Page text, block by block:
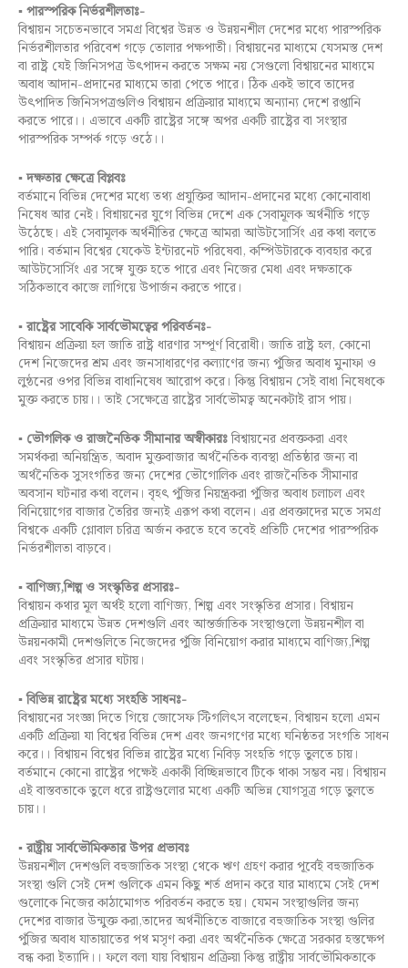
▪পারস্পরিক নির্ভরশীলতাঃ-
বিশ্বায়ন সচেতনভাবে সমগ্র বিশ্বের উন্নত ও উন্নয়নশীল দেশের মধ্যে পারস্পরিক
নির্ভরশীলতার পরিবেশ গড়ে তোলার পক্ষপাতী। বিশ্বায়নের মাধ্যমে যেসমস্ত দেশ
বা রাষ্ট্র যেই জিনিসপত্র উৎপাদন করতে সক্ষম নয় সেগুলো বিশ্বায়নের মাধ্যমে
অবাধ আদান-প্রদানের মাধ্যমে তারা পেতে পারে। ঠিক একই ভাবে তাদের
উৎপাদিত জিনিসপত্রগুলিও বিশ্বায়ন প্রক্রিয়ার মাধ্যমে অন্যান্য দেশে রপ্তানি
করতে পারে।। এভাবে একটি রাষ্ট্রের সঙ্গে অপর একটি রাষ্ট্রের বা সংস্থার
পারস্পরিক সম্পর্ক গড়ে ওঠে।।
▪ দক্ষতার ক্ষেত্রে বিপ্লবঃ
বর্তমানে বিভিন্ন দেশের মধ্যে তথ্য প্রযুক্তির আদান-প্রদানের মধ্যে কোনোবাধা
নিষেধ আর নেই। বিশ্নায়নের যুগে বিভিন্ন দেশে এক সেবামূলক অর্থনীতি গড়ে
উঠেছে। এই সেবামূলক অর্থনীতির ক্ষেত্রে আমরা আউটসোর্সিং এর কথা বলতে
পারি। বর্তমান বিশ্বের যেকেউ ইন্টারনেট পরিষেবা, কম্পিউটারকে ব্যবহার করে
আউটসোর্সিং এর সঙ্গে যুক্ত হতে পারে এবং নিজের মেধা এবং দক্ষতাকে
সঠিকভাবে কাজে লাগিয়ে উপার্জন করতে পারে।
▪রাষ্ট্রের সাবেকি সার্বভৌমত্বের পরিবর্তনঃ-
বিশ্বায়ন প্রক্রিয়া হল জাতি রাষ্ট্র ধারণার সম্পূর্ণ বিরোধী। জাতি রাষ্ট্র হল, কোনো
দেশ নিজেদের শ্রম এবং জনসাধারণের কল্যাণের জন্য পুঁজির অবাধ মুনাফা ও
লুন্ঠনের ওপর বিভিন্ন বাধানিষেধ আরোপ করে। কিন্তু বিশ্বায়ন সেই বাধা নিষেধকে
মুক্ত করতে চায়।। তাই সেক্ষেত্রে রাষ্ট্রের সার্বভৌমত্ব অনেকটাই রাস পায়।
▪ ভৌগলিক ও রাজনৈতিক সীমানার অস্বীকারঃবিশ্বায়নের প্রবক্তকরা এবং
সমর্থকরা অনিয়ন্ত্রিত, অবাদ মুক্তবাজার অর্থনৈতিক ব্যবস্থা প্রতিষ্ঠার জন্য বা
অর্থনৈতিক সুসংগতির জন্য দেশের ভৌগোলিক এবং রাজনৈতিক সীমানার
অবসান ঘটনার কথা বলেন। বৃহৎ পুঁজির নিয়ন্ত্রকরা পুঁজির অবাধ চলাচল এবং
বিনিয়োগের বাজার তৈরির জন্যই এরূপ কথা বলেন। এর প্রবক্তাদের মতে সমগ্র
বিশ্বকে একটি গ্লোবাল চরিত্র অর্জন করতে হবে তবেই প্রতিটি দেশের পারস্পরিক
নির্ভরশীলতা বাড়বে।
▪বাণিজ্য,শিল্প ও সংস্কৃতির প্রসারঃ-
বিশ্বায়ন কথার মূল অর্থই হলো বাণিজ্য, শিল্প এবং সংস্কৃতির প্রসার। বিশ্বায়ন
প্রক্রিয়ার মাধ্যমে উন্নত দেশগুলি এবং আন্তর্জাতিক সংস্থাগুলো উন্নয়নশীল বা
উন্নয়নকামী দেশগুলিতে নিজেদের পুঁজি বিনিয়োগ করার মাধ্যমে বাণিজ্য,শিল্প
এবং সংস্কৃতির প্রসার ঘটায়।
▪বিভিন্ন রাষ্ট্রের মধ্যে সংহতি সাধনঃ-
বিশ্বায়নের সংজ্ঞা দিতে গিয়ে জোসেফ স্টিগলিৎস বলেছেন, বিশ্বায়ন হলো এমন
একটি প্রক্রিয়া যা বিশ্বের বিভিন্ন দেশ এবং জনগণের মধ্যে ঘনিষ্ঠতর সংগতি সাধন
করে।। বিশ্বায়ন বিশ্বের বিভিন্ন রাষ্ট্রের মধ্যে নিবিড় সংহতি গড়ে তুলতে চায়।
বর্তমানে কোনো রাষ্ট্রের পক্ষেই একাকী বিচ্ছিন্নভাবে টিকে থাকা সম্ভব নয়। বিশ্বায়ন
এই বাস্তবতাকে তুলে ধরে রাষ্ট্রগুলোর মধ্যে একটি অভিন্ন যোগসূত্র গড়ে তুলতে
চায়।।
▪ রাষ্ট্রীয় সার্বভৌমিকতার উপর প্রভাবঃ
উন্নয়নশীল দেশগুলি বহুজাতিক সংস্থা থেকে ঋণ গ্রহণ করার পূর্বেই বহুজাতিক
সংস্থা গুলি সেই দেশ গুলিকে এমন কিছু শর্ত প্রদান করে যার মাধ্যমে সেই দেশ
গুলোকে নিজের কাঠামোগত পরিবর্তন করতে হয়। যেমন সংস্থাগুলির জন্য
দেশের বাজার উন্মুক্ত করা,তাদের অর্থনীতিতে বাজারে বহুজাতিক সংস্থা গুলির
পুঁজির অবাধ যাতায়াতের পথ মসৃণ করা এবং অর্থনৈতিক ক্ষেত্রে সরকার হস্তক্ষেপ
বন্ধ করা ইত্যাদি।। ফলে বলা যায় বিশ্বায়ন প্রক্রিয়া কিন্তু রাষ্ট্রীয় সার্বভৌমিকতাকে